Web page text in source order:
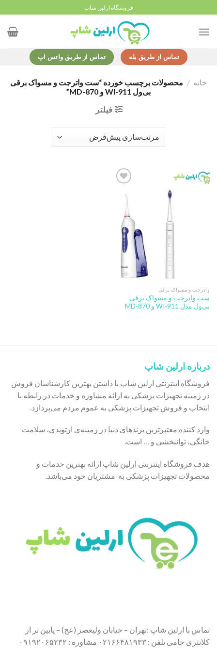
to
content
فروشگاه ارلین شاپ
تماس از طریق بله تماس از طریق واتس اپ
خانه / محصولات برچسب خورده “ست واترجت و مسواک برقی
بی‌ول WI-911 و MD-870”
فیلتر
wishlist
واترجت و مسواک برقی
ست واترجت و مسواک برقی
بی‌ول مدل WI-911 و MD-870
درباره ارلین شاپ
فروشگاه اینترنتی ارلین شاپ با داشتن بهترین کارشناسان فروش
در زمینه تجهیزات پزشکی به ارائه مشاوره و خدمات در رابطه با
انتخاب و فروش تجهیزات پزشکی به عموم مردم می‌پردازد.
وارد کننده معتبرترین برندهای دنیا در زمینه‌ی ارتوپدی، سلامت
خانگی، توانبخشی و … است.
هدف فروشگاه اینترنتی ارلین شاپ ارائه بهترین خدمات و
محصولات تجهیزات پزشکی به مشتریان خود می‌باشد.
تماس با ارلین شاپ :تهران – خیابان ولیعصر (عج) – پایین تر از
کلانتری جامی تلفن : ۰۲۱۶۶۴۸۱۹۳۳ مشاوره : ۰۹۱۹۲۰۶۵۲۳۲